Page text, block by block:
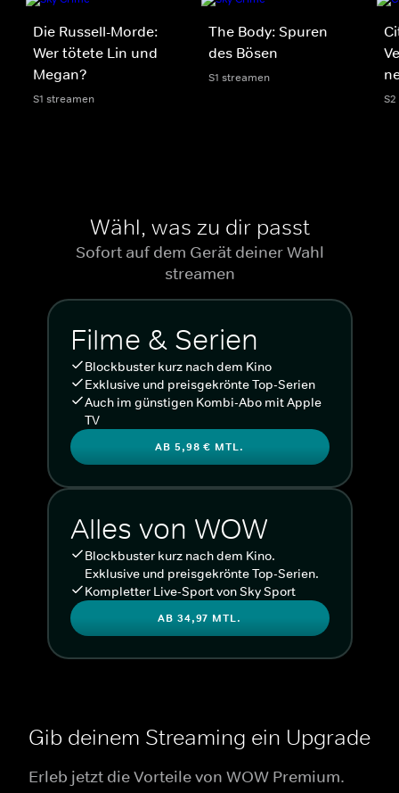
Die Russell-Morde:
Wer tötete Lin und
Megan?
S1 streamen
The Body: Spuren
des Bösen
S1 streamen
Wähl, was zu dir passt
Sofort auf dem Gerät deiner Wahl
streamen
Filme & Serien
Blockbuster kurz nach dem Kino
Exklusive und preisgekrönte Top-Serien
Auch im günstigen Kombi-Abo mit Apple
TV
AB 5,98 € MTL.
Alles von WOW
Blockbuster kurz nach dem Kino.
Exklusive und preisgekrönte Top-Serien.
Kompletter Live-Sport von Sky Sport
AB 34,97 MTL.
Gib deinem Streaming ein Upgrade
Erleb jetzt die Vorteile von WOW Premium.